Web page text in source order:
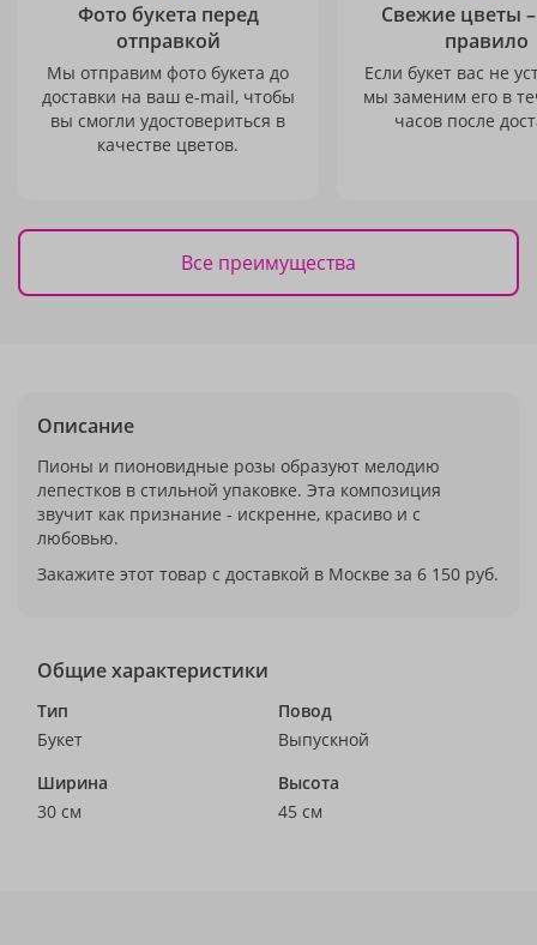
Фото букета перед
отправкой
Мы отправим фото букета до
доставки на ваш e-mail, чтобы
вы смогли удостовериться в
качестве цветов.
Свежие цветы
правило
Если букет вас не
мы заменим его в
часов после
Все преимущества
Описание
Пионы и пионовидные розы образуют мелодию
лепестков в стильной упаковке. Эта композиция
звучит как признание - искренне, красиво и с
любовью.
Закажите этот товар с доставкой в Москве за 6 150 руб.
Общие характеристики
Тип
Букет
Повод
Выпускной
Ширина
30 см
Высота
45 см